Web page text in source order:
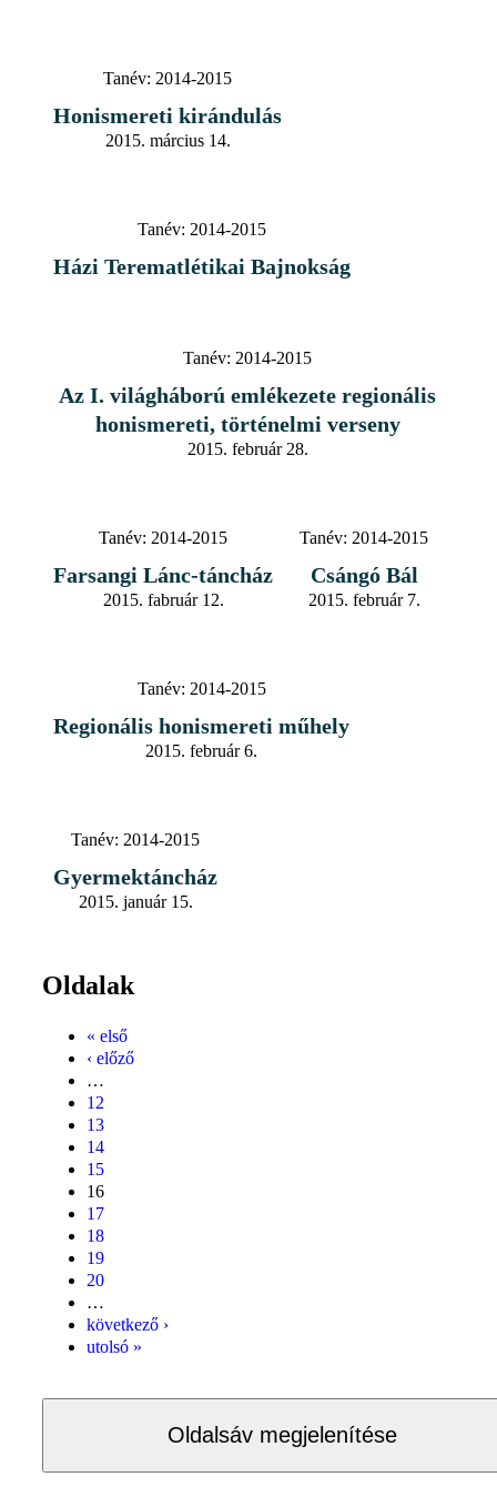
Tanév: 2014-2015
Honismereti kirándulás
2015. március 14.
Tanév: 2014-2015
Házi Terematlétikai Bajnokság
Tanév: 2014-2015
Az I. világháború emlékezete regionális
honismereti, történelmi verseny
2015. február 28.
Tanév: 2014-2015
Farsangi Lánc-táncház
2015. fabruár 12.
Tanév: 2014-2015
Csángó Bál
2015. február 7.
Tanév: 2014-2015
Regionális honismereti műhely
2015. február 6.
Tanév: 2014-2015
Gyermektáncház
2015. január 15.
Oldalak
« első
‹ előző
…
12
13
14
15
16
17
18
19
20
…
következő ›
utolsó »
Oldalsáv megjelenítése